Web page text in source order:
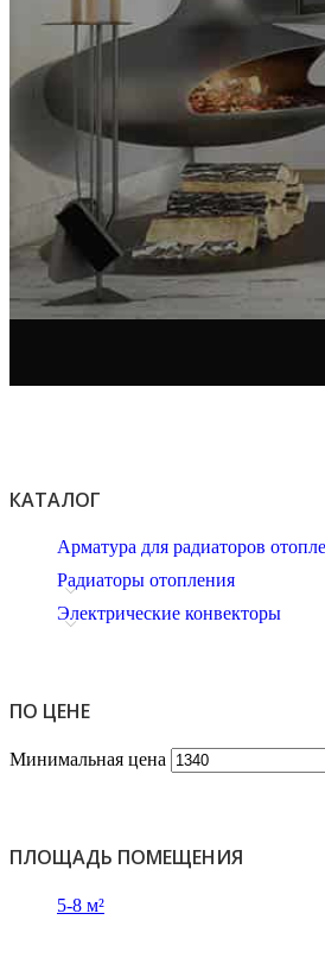
КАТАЛОГ
Арматура для радиаторов
Радиаторы отопления
Электрические конвекторы
ПО ЦЕНЕ
Минимальная цена
ПЛОЩАДЬ ПОМЕЩЕНИЯ
5-8 м²